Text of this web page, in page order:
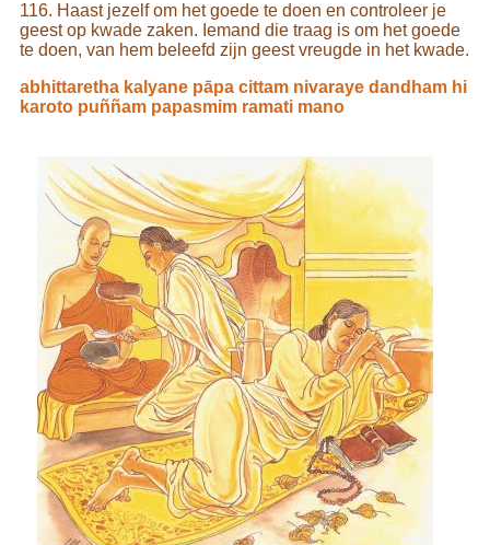
116. Haast jezelf om het goede te doen en controleer je
geest op kwade zaken. Iemand die traag is om het goede
te doen, van hem beleefd zijn geest vreugde in het kwade.
abhittaretha kalyane pāpa cittam nivaraye dandham hi
karoto puññam papasmim ramati mano